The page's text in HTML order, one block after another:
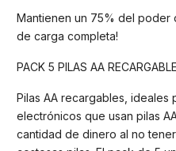
Mantienen un 75% del poder
de carga completa!
PACK 5 PILAS AA
Pilas AA recargables, ideales
electrónicos que usan pilas
cantidad de dinero al no